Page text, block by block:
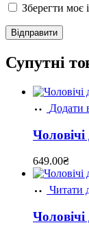
Зберегти моє
Супутні
Додати
649.00₴
Читати